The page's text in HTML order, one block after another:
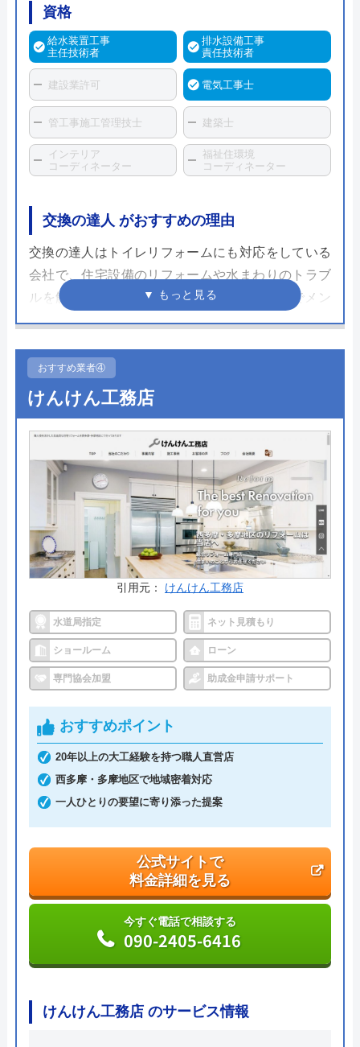
資格
給水装置工事
主任技術者
排水設備工事
責任技術者
建設業許可 電気工事士
管工事施工管理技士 建築士
インテリア
コーディネーター
福祉住環境
コーディネーター
交換の達人 がおすすめの理由
交換の達人はトイレリフォームにも対応をしている
会社で、住宅設備のリフォームや水まわりのトラブ
ルを解決してくれます。施工には3年間無料でメン
テナンスをしてくれる「あんしん3年保証」が付属
サポートが魅力です。
ホームページでは自宅に合った商品や希望する機能
を持つ商品をすぐに選べる商品検索があるため、い
つでも商品を探すことが可能。そのまま購入や工事
の依頼までオンラインで完結できるため忙しい方に
もおすすめです。
公式サイトで
料金詳細を見る
交換の達人 の基本情報
運営会社 株式会社ハウスラボ
代表者
本社所在地
〒556-0014
大阪府大阪市浪速区大国2丁目1番6号
おすすめ業者④
けんけん工務店
引用元： けんけん工務店
水道局指定 ネット見積もり
ショールーム ローン
専門協会加盟 助成金申請サポート
おすすめポイント
20年以上の大工経験を持つ職人直営店
西多摩・多摩地区で地域密着対応
一人ひとりの要望に寄り添った提案
公式サイトで
料金詳細を見る
今すぐ電話で相談する
090-2405-6416
けんけん工務店 のサービス情報